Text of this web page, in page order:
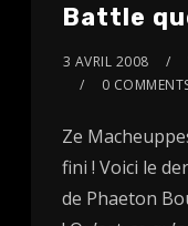
Battle
3 AVRIL 2008
0
Ze
fini ! Voici le
de Phaeton